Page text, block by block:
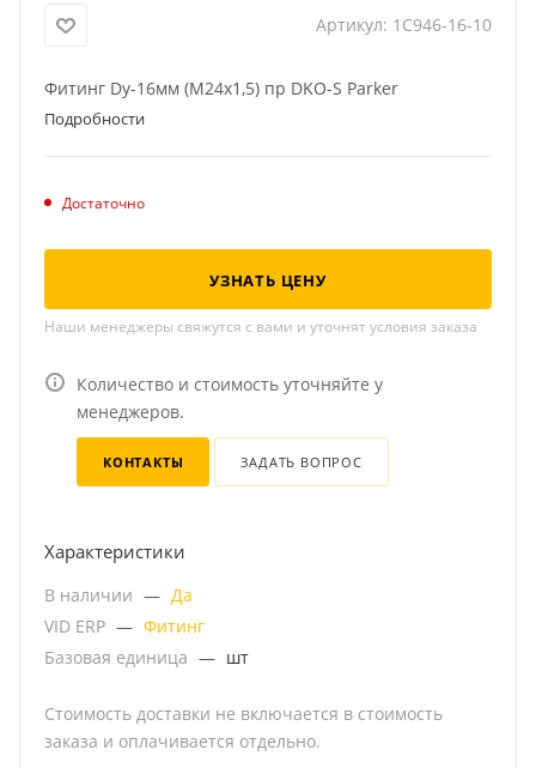
Артикул: 1C946-16-10
Фитинг Dу-16мм (М24х1,5) пр DKO-S Parker
Подробности
Достаточно
УЗНАТЬ ЦЕНУ
Наши менеджеры свяжутся с вами и уточнят условия заказа
Количество и стоимость уточняйте у
менеджеров.
КОНТАКТЫ ЗАДАТЬ ВОПРОС
Характеристики
В наличии — Да
VID ERP — Фитинг
Базовая единица — шт
Стоимость доставки не включается в стоимость
заказа и оплачивается отдельно.